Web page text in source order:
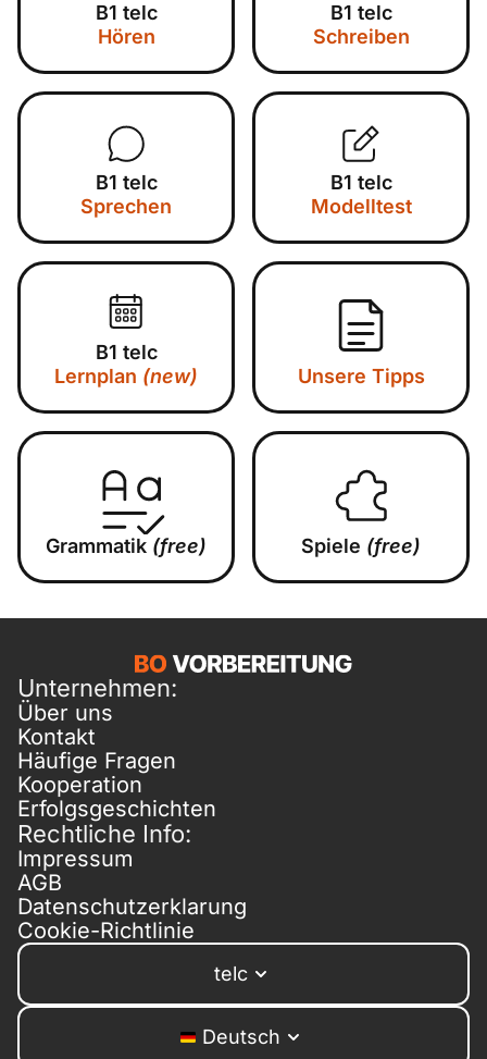
B1 telc
Hören
B1 telc
Schreiben
B1 telc
Sprechen
B1 telc
Modelltest
B1 telc
Lernplan (new) Unsere Tipps
Grammatik (free) Spiele (free)
Unternehmen:
Über uns
Kontakt
Häufige Fragen
Kooperation
Erfolgsgeschichten
Rechtliche Info:
Impressum
AGB
Datenschutzerklarung
Cookie-Richtlinie
telc
Deutsch